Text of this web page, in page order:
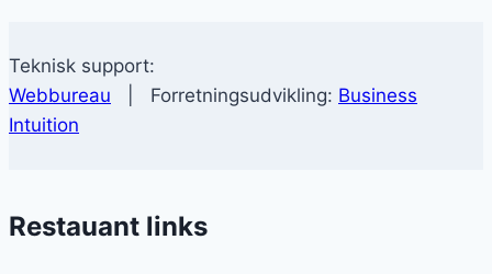
Teknisk support:
Webbureau | Forretningsudvikling: Business
Intuition
Restauant links